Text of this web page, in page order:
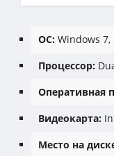
ОС: Windows 7,
Процессор:
Оперативная
Видеокарта:
Место на